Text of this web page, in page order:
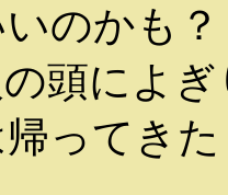
のかも
頭によ
ってき